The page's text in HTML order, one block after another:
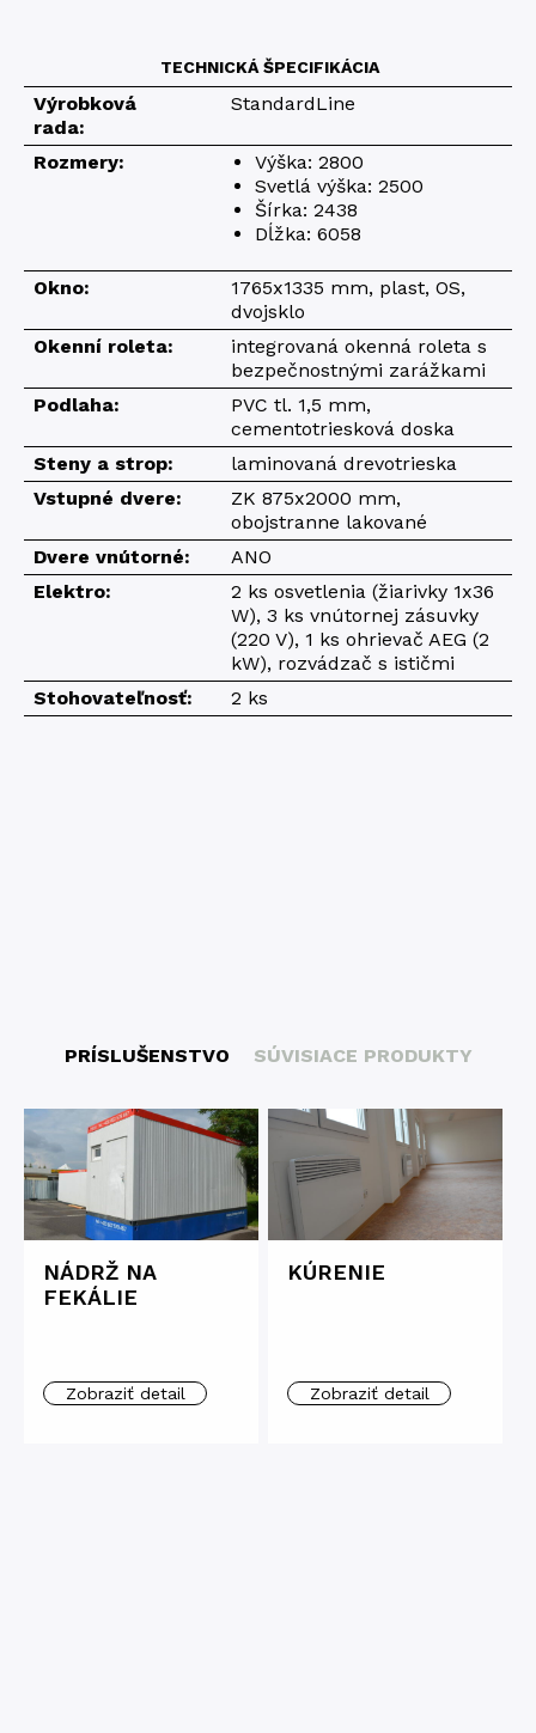
TECHNICKÁ ŠPECIFIKÁCIA
Výrobková
rada:
StandardLine
Rozmery:
Výška: 2800
Svetlá výška: 2500
Šírka: 2438
Dĺžka: 6058
Okno:
1765x1335 mm, plast, OS,
dvojsklo
Okenní roleta:
integrovaná okenná roleta s
bezpečnostnými zarážkami
Podlaha:
PVC tl. 1,5 mm,
cementotriesková doska
Steny a strop:
laminovaná drevotrieska
Vstupné dvere:
ZK 875x2000 mm,
obojstranne lakované
Dvere vnútorné:
ANO
Elektro:
2 ks osvetlenia (žiarivky 1x36
W), 3 ks vnútornej zásuvky
(220 V), 1 ks ohrievač AEG (2
kW), rozvádzač s ističmi
Stohovateľnosť:
2 ks
PRÍSLUŠENSTVO SÚVISIACE PRODUKTY
NÁDRŽ NA
FEKÁLIE
Zobraziť detail
KÚRENIE
Zobraziť detail